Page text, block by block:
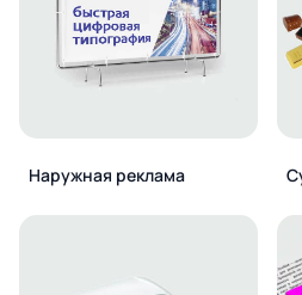
Наружная реклама